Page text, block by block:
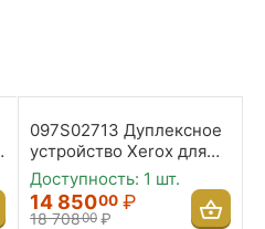
097S02713 Дуплексное
устройство Xerox для
Phaser 5400
Доступность: 1 шт.
14 85000 ₽
18 70800 ₽